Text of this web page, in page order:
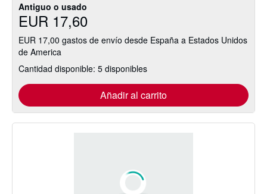
Antiguo o usado
EUR 17,60
EUR 17,00 gastos de envío desde España a Estados Unidos
de America
Cantidad disponible: 5 disponibles
Añadir al carrito